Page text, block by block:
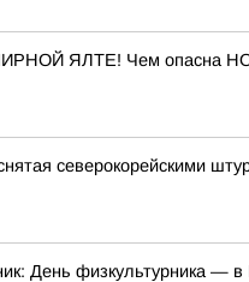
ЯЛТЕ! Чем опасна
северокорейскими
День физкультурника — в